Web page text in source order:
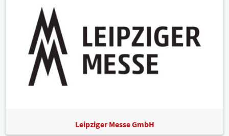
Leipziger Messe GmbH